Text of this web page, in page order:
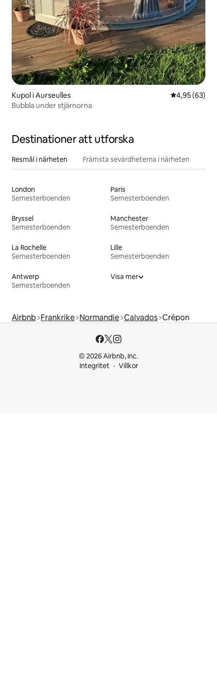
Kupol i Aurseulles 4,95 av 5 i
4,95 (63)
Bubbla under stjärnorna
Destinationer att utforska
Resmål i närheten Främsta sevärdheterna i närheten
London
Semesterboenden
Paris
Semesterboenden
Bryssel
Semesterboenden
Manchester
Semesterboenden
La Rochelle
Semesterboenden
Lille
Semesterboenden
Antwerp
Semesterboenden
Visa mer
Airbnb Frankrike Normandie Calvados Crépon
© 2026 Airbnb, Inc.
Integritet
Villkor